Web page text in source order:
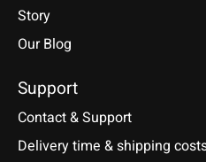
Story
Our Blog
Support
Contact & Support
Delivery time & shipping